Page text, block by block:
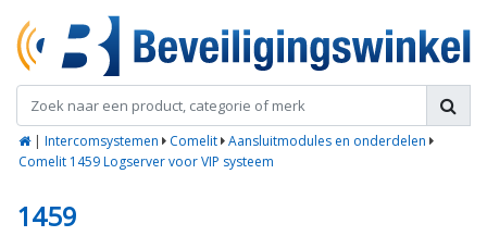
| Intercomsystemen Comelit Aansluitmodules en onderdelen
Comelit 1459 Logserver voor VIP systeem
1459